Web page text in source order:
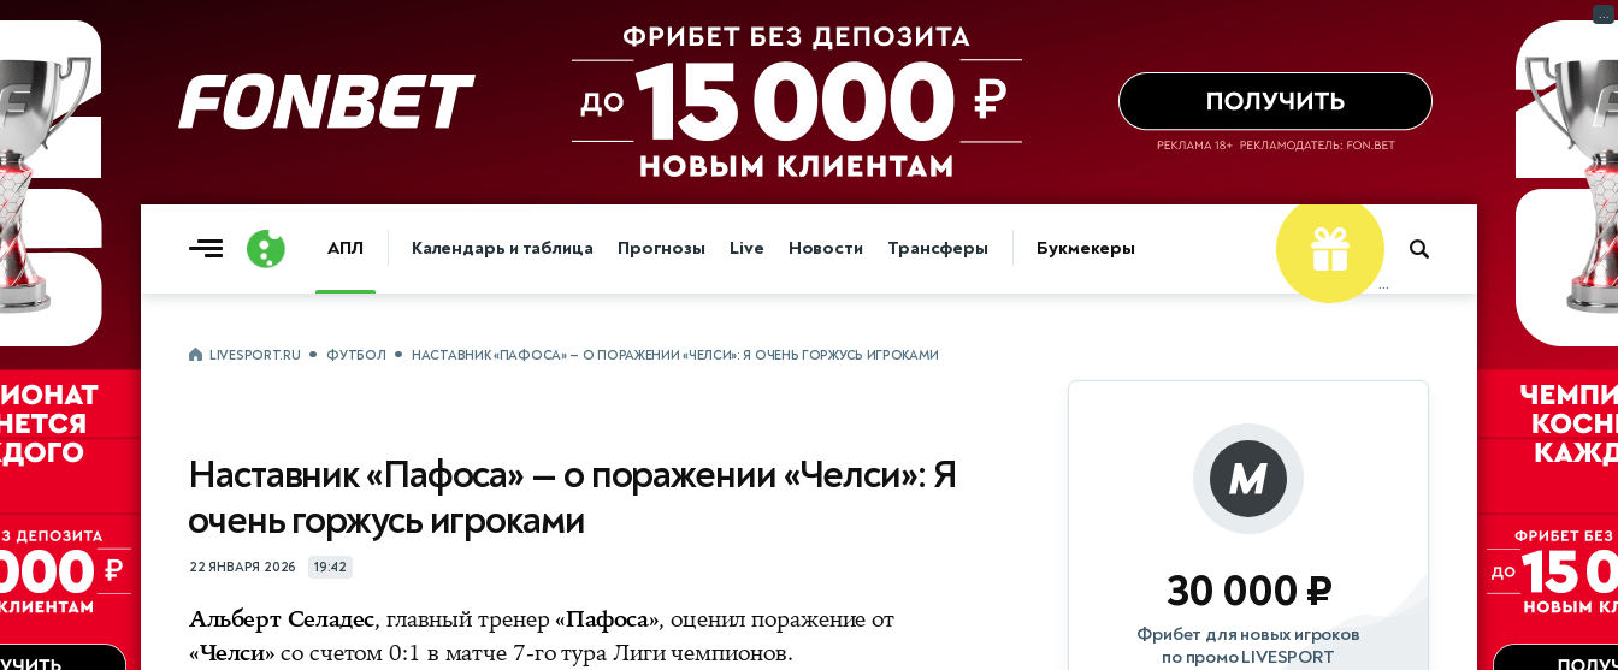
АПЛ Календарь и таблица Прогнозы Live Новости Трансферы Букмекеры
...
LIVESPORT.RU ФУТБОЛ НАСТАВНИК «ПАФОСА» — О ПОРАЖЕНИИ «ЧЕЛСИ»: Я ОЧЕНЬ ГОРЖУСЬ ИГРОКАМИ
Наставник «Пафоса» — о поражении «Челси»: Я
очень горжусь игроками
22 ЯНВАРЯ 2026 19:42
Альберт Селадес, главный тренер«Пафоса», оценил поражение от
«Челси»со счетом 0:1 в матче 7-го тура Лиги чемпионов.
30 000 ₽
Фрибет для новых игроков
по промо LIVESPORT
...